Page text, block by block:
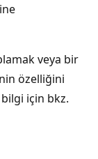
veya bir
özelliğini
için bkz.